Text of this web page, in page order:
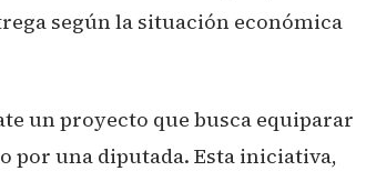
según la situación económica
un proyecto que busca equiparar
por una diputada. Esta iniciativa,